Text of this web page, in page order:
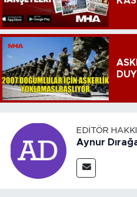
EDITÖR
Aynur